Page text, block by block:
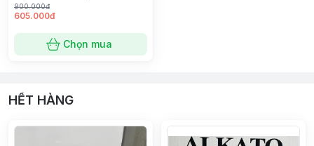
900.000đ
605.000đ
Chọn mua
HẾT HÀNG